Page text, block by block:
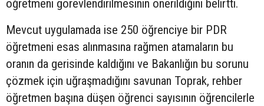
öğretmeni görevlendirilmesinin önerildiğini belirtti.
Mevcut uygulamada ise 250 öğrenciye bir PDR
öğretmeni esas alınmasına rağmen atamaların bu
oranın da gerisinde kaldığını ve Bakanlığın bu sorunu
çözmek için uğraşmadığını savunan Toprak, rehber
öğretmen başına düşen öğrenci sayısının öğrencilerle